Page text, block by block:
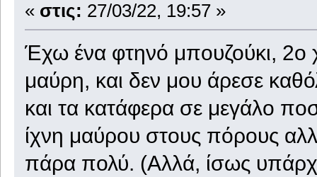
« στις: 27/03/22, 19:57 »
Έχω ένα φτηνό μπουζούκι, 2ο
μαύρη, και δεν μου άρεσε
και τα κατάφερα σε μεγάλο
ίχνη μαύρου στους πόρους
πάρα πολύ. (Αλλά, ίσως